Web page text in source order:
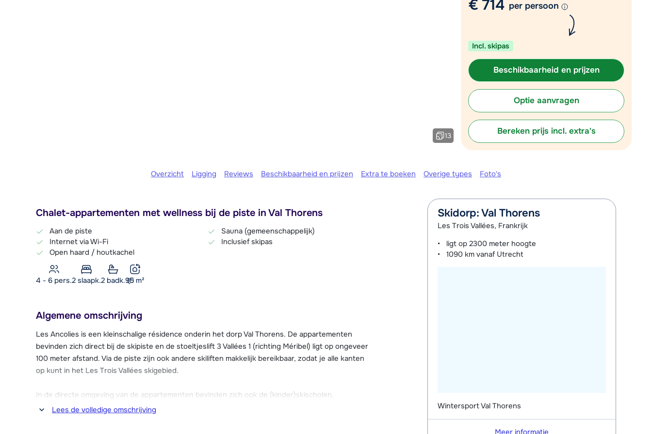
Plan een terugbelverzoek
Chat met wintersportspecialist
Bel ons via 0348 - 43 46 49
13
€ 714 per persoon
Incl. skipas
Beschikbaarheid en prijzen
Optie aanvragen
Bereken prijs incl. extra's
Overzicht Ligging Reviews Beschikbaarheid en prijzen Extra te boeken Overige types Foto's
Chalet-appartementen met wellness bij de piste in Val Thorens
Aan de piste
Internet via Wi-Fi
Open haard / houtkachel
Sauna (gemeenschappelijk)
Inclusief skipas
4 - 6 pers.2 slaapk.2 badk.95 m²
Algemene omschrijving
Les Ancolies is een kleinschalige résidence onderin het dorp Val Thorens. De appartementen
bevinden zich direct bij de skipiste en de stoeltjeslift 3 Vallées 1 (richting Méribel) ligt op ongeveer
100 meter afstand. Via de piste zijn ook andere skiliften makkelijk bereikbaar, zodat je alle kanten
op kunt in het Les Trois Vallées skigebied.
In de directe omgeving van de appartementen bevinden zich ook de (kinder)skischolen,
sportwinkels, restaurants, bars en een supermarkt. Het centrum van Val Thorens en een groot
Lees de volledige omschrijving
Skidorp: Val Thorens
Les Trois Vallées, Frankrijk
ligt op2300 meter hoogte
1090 km vanaf Utrecht
Wintersport Val Thorens
Meer informatie